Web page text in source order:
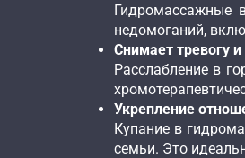
Гидромассажные
недомоганий,
Снимает тревогу
Расслабление в
Укрепление
Купание в
семьи. Это